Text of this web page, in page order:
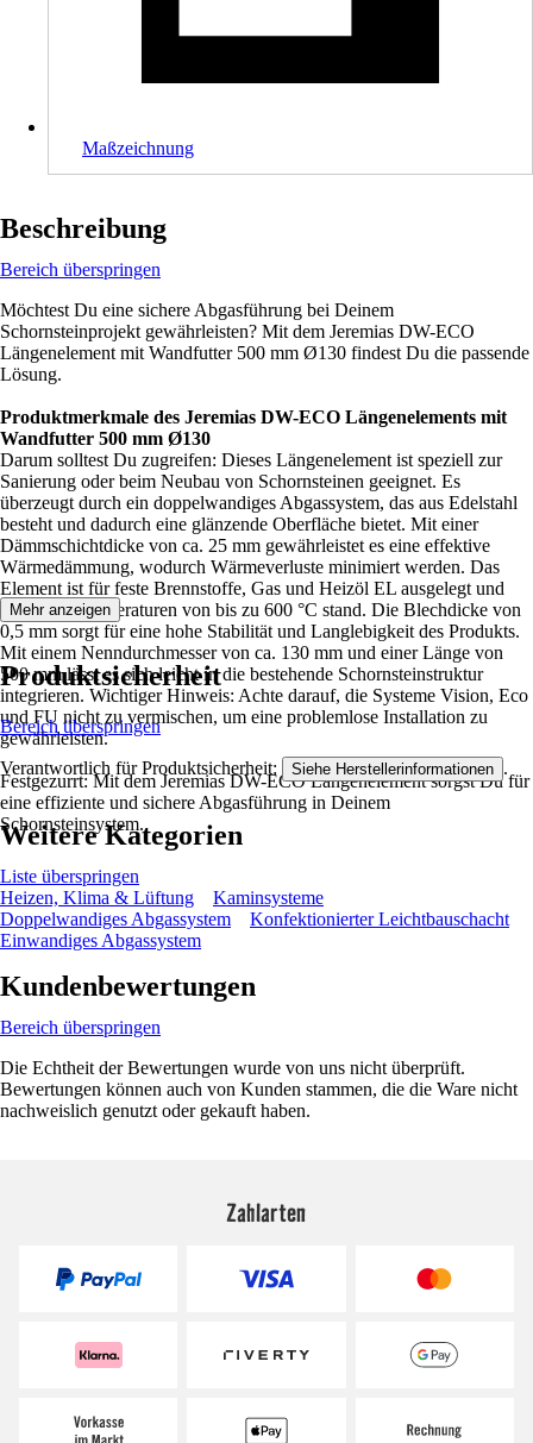
Maßzeichnung
Beschreibung
Bereich überspringen
Möchtest Du eine sichere Abgasführung bei Deinem
Schornsteinprojekt gewährleisten? Mit dem Jeremias DW-ECO
Längenelement mit Wandfutter 500 mm Ø130 findest Du die passende
Lösung.
Produktmerkmale des Jeremias DW-ECO Längenelements mit
Wandfutter 500 mm Ø130
Darum solltest Du zugreifen: Dieses Längenelement ist speziell zur
Sanierung oder beim Neubau von Schornsteinen geeignet. Es
überzeugt durch ein doppelwandiges Abgassystem, das aus Edelstahl
besteht und dadurch eine glänzende Oberfläche bietet. Mit einer
Dämmschichtdicke von ca. 25 mm gewährleistet es eine effektive
Wärmedämmung, wodurch Wärmeverluste minimiert werden. Das
Element ist für feste Brennstoffe, Gas und Heizöl EL ausgelegt und
hält Abgastemperaturen von bis zu 600 °C stand. Die Blechdicke von
0,5 mm sorgt für eine hohe Stabilität und Langlebigkeit des Produkts.
Mit einem Nenndurchmesser von ca. 130 mm und einer Länge von
500 mm lässt es sich leicht in die bestehende Schornsteinstruktur
integrieren. Wichtiger Hinweis: Achte darauf, die Systeme Vision, Eco
und FU nicht zu vermischen, um eine problemlose Installation zu
gewährleisten.
Festgezurrt: Mit dem Jeremias DW-ECO Längenelement sorgst Du für
eine effiziente und sichere Abgasführung in Deinem
Schornsteinsystem.
Mehr anzeigen
Produktsicherheit
Bereich überspringen
Verantwortlich für Produktsicherheit: Siehe Herstellerinformationen .
Weitere Kategorien
Liste überspringen
Heizen, Klima & Lüftung
Kaminsysteme
Doppelwandiges Abgassystem
Konfektionierter Leichtbauschacht
Einwandiges Abgassystem
Kundenbewertungen
Bereich überspringen
Die Echtheit der Bewertungen wurde von uns nicht überprüft.
Bewertungen können auch von Kunden stammen, die die Ware nicht
nachweislich genutzt oder gekauft haben.
Zahlarten